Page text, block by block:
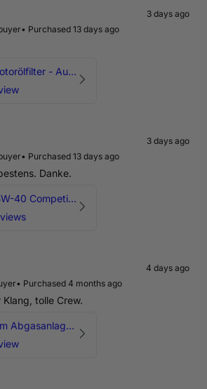
3 days ago
• Purchased 13 days ago
MANN Motorölfilter - Audi RS3 TTRS RSQ3 VZ5 - DAZ DNW
3 days ago
• Purchased 13 days ago
Danke.
2 Liter - 5W-40 Competition 300V Motul Motoröl
4 days ago
• Purchased 4 months ago
tolle Crew.
3,5" 90mm Abgasanlage AUDI RSQ3 DNWA 2.5 TFSI